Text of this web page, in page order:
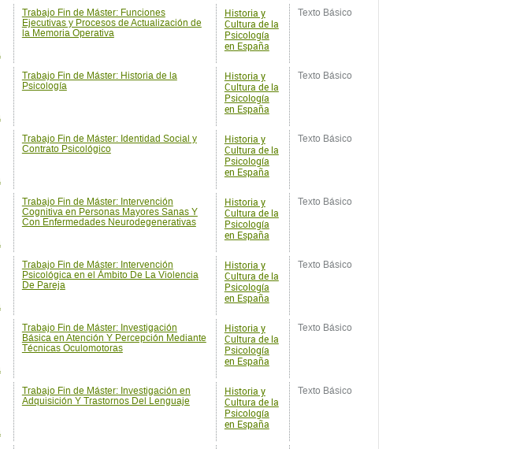
Trabajo Fin de Máster: Historia de la
Psicología
Cultura de la
Psicología
en España
Texto Básico
Trabajo Fin de Máster: Identidad Social y
Contrato Psicológico
Cultura de la
Psicología
en España
Texto Básico
Trabajo Fin de Máster: Intervención
Cognitiva en Personas Mayores Sanas Y
Con Enfermedades Neurodegenerativas
Cultura de la
Psicología
en España
Texto Básico
Trabajo Fin de Máster: Intervención
Psicológica en el Ámbito De La Violencia
De Pareja
Cultura de la
Psicología
en España
Texto Básico
Trabajo Fin de Máster: Investigación
Básica en Atención Y Percepción Mediante
Técnicas Oculomotoras
Cultura de la
Psicología
en España
Texto Básico
Trabajo Fin de Máster: Investigación en
Adquisición Y Trastornos Del Lenguaje
Cultura de la
Psicología
en España
Texto Básico
Trabajo Fin de Máster: Investigación en
Alteraciones Del Desarrollo
Cultura de la
Psicología
en España
Texto Básico